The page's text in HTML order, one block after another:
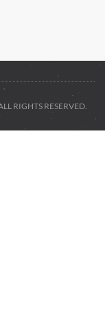
RIGHTS RESERVED.